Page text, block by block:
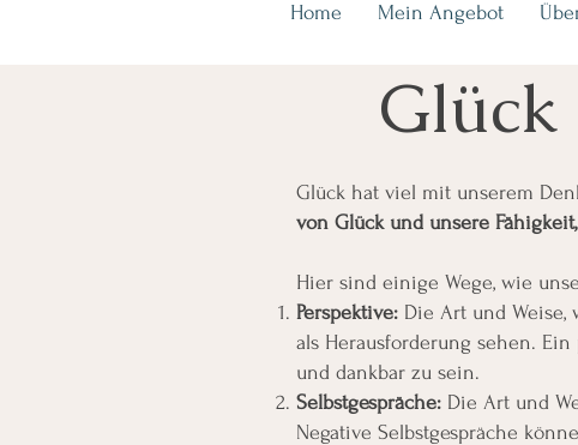
Home Mein Angebot
Glück hat viel mit unserem
von Glück und unsere
Hier sind einige Wege, wie
Perspektive: Die Art und Weise,
als Herausforderung sehen.
und dankbar zu sein.
Selbstgespräche: Die Art und
Negative Selbstgespräche